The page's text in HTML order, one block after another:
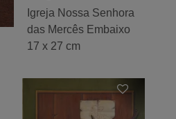
Igreja Nossa Senhora
das Mercês Embaixo
17 x 27 cm